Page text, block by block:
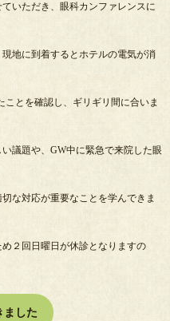
いただき、眼科カンファレンスに
地に到着するとホテルの電気が消
とを確認し、ギリギリ間に合いま
議題や、GW中に緊急で来院した眼
な対応が重要なことを学んできま
２回日曜日が休診となりますの
ました